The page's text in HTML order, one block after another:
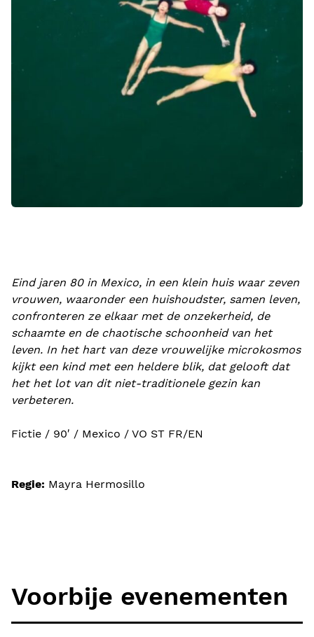
Eind jaren 80 in Mexico, in een klein huis waar zeven
vrouwen, waaronder een huishoudster, samen leven,
confronteren ze elkaar met de onzekerheid, de
schaamte en de chaotische schoonheid van het
leven. In het hart van deze vrouwelijke microkosmos
kijkt een kind met een heldere blik, dat gelooft dat
het het lot van dit niet-traditionele gezin kan
verbeteren.
Fictie / 90′ / Mexico / VO ST FR/EN
Regie: Mayra Hermosillo
Voorbije evenementen